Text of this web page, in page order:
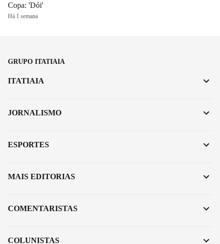
Copa: 'Dói'
Há 1 semana
GRUPO ITATIAIA
ITATIAIA
JORNALISMO
ESPORTES
MAIS EDITORIAS
COMENTARISTAS
COLUNISTAS